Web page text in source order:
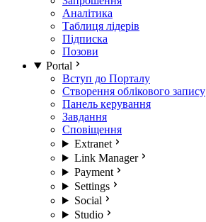
Аналітика
Таблиця лідерів
Підписка
Позови
Portal
Вступ до Порталу
Створення облікового запису
Панель керування
Завдання
Сповіщення
Extranet
Link Manager
Payment
Settings
Social
Studio